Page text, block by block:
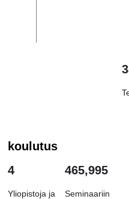
koulutus
4
Yliopistoja ja
465,995
Seminaariin